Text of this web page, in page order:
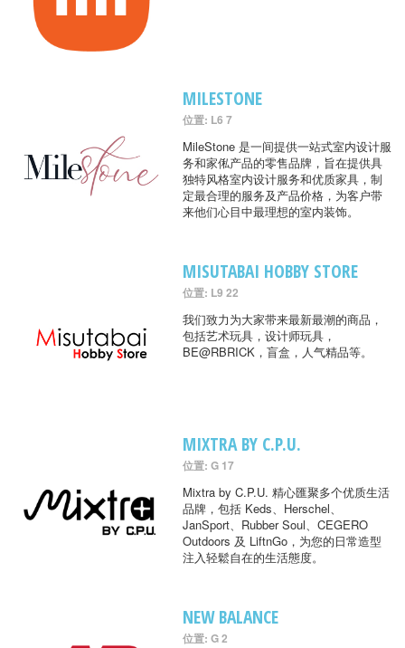
MILESTONE
位置: L6 7
MileStone 是一间提供一站式室内设计服
务和家俬产品的零售品牌，旨在提供具
独特风格室内设计服务和优质家具，制
定最合理的服务及产品价格，为客户带
来他们心目中最理想的室内装饰。
MISUTABAI HOBBY STORE
位置: L9 22
我们致力为大家带来最新最潮的商品，
包括艺术玩具，设计师玩具，
BE@RBRICK，盲盒，人气精品等。
MIXTRA BY C.P.U.
位置: G 17
Mixtra by C.P.U. 精心匯聚多个优质生活
品牌，包括 Keds、Herschel、
JanSport、Rubber Soul、CEGERO
Outdoors 及 LiftnGo，为您的日常造型
注入轻鬆自在的生活態度。
NEW BALANCE
位置: G 2